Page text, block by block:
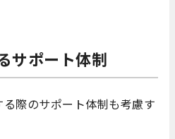
サポート体制
際のサポート体制も考慮す